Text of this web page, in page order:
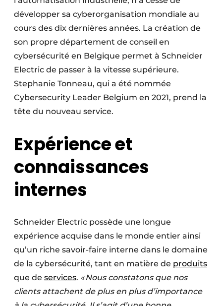
développer sa cyberorganisation mondiale au
cours des dix dernières années. La création de
son propre département de conseil en
cybersécurité en Belgique permet à Schneider
Electric de passer à la vitesse supérieure.
Stephanie Tonneau, qui a été nommée
Cybersecurity Leader Belgium en 2021, prend la
tête du nouveau service.
Expérience et
connaissances
internes
Schneider Electric possède une longue
expérience acquise dans le monde entier ainsi
qu’un riche savoir-faire interne dans le domaine
de la cybersécurité, tant en matière de produits
que de services. « Nous constatons que nos
clients attachent de plus en plus d’importance